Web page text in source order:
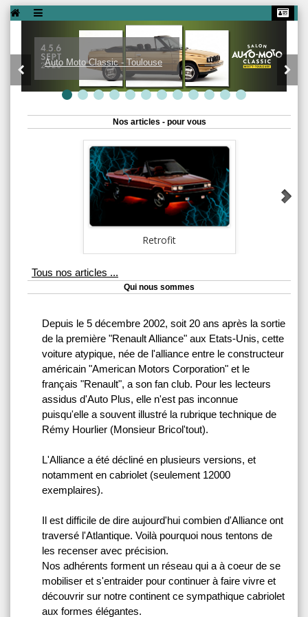
Auto Moto Classic - Toulouse
Nos articles - pour vous
Retrofit
Tous nos articles ...
Qui nous sommes
Depuis le 5 décembre 2002, soit 20 ans après la sortie
de la première "Renault Alliance" aux Etats-Unis, cette
voiture atypique, née de l'alliance entre le constructeur
américain "American Motors Corporation" et le
français "Renault", a son fan club. Pour les lecteurs
assidus d'Auto Plus, elle n'est pas inconnue
puisqu'elle a souvent illustré la rubrique technique de
Rémy Hourlier (Monsieur Bricol'tout).
L'Alliance a été décliné en plusieurs versions, et
notamment en cabriolet (seulement 12000
exemplaires).
Il est difficile de dire aujourd'hui combien d'Alliance ont
traversé l'Atlantique. Voilà pourquoi nous tentons de
les recenser avec précision.
Nos adhérents forment un réseau qui a à coeur de se
mobiliser et s'entraider pour continuer à faire vivre et
découvrir sur notre continent ce sympathique cabriolet
aux formes élégantes.